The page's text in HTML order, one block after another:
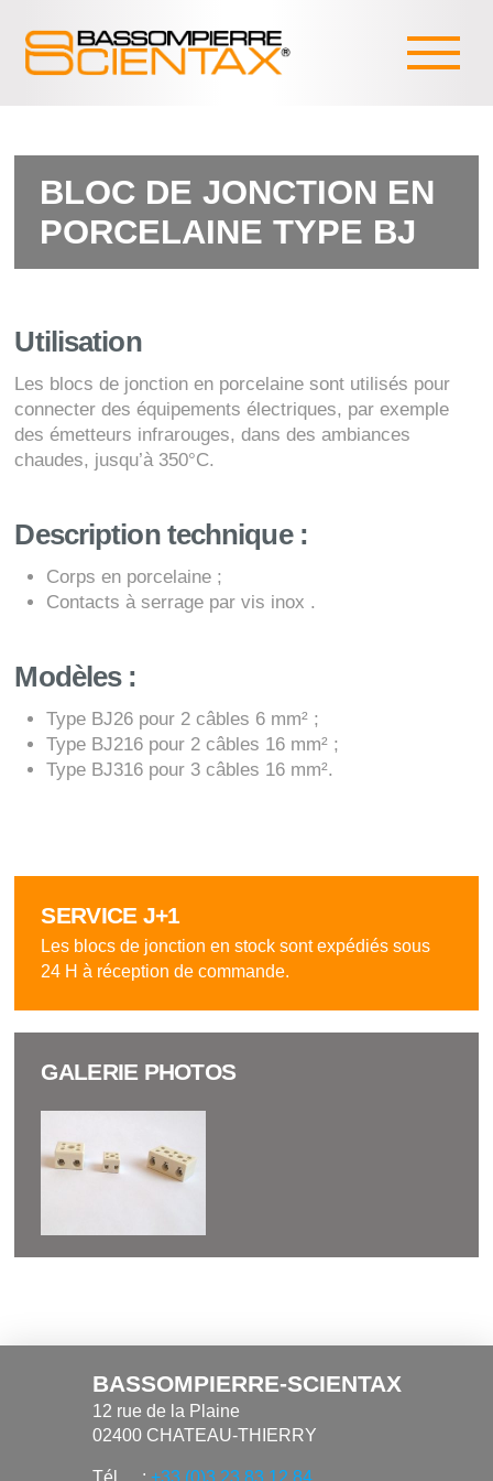
BLOC DE JONCTION EN
PORCELAINE TYPE BJ
Utilisation
Les blocs de jonction en porcelaine sont utilisés pour
connecter des équipements électriques, par exemple
des émetteurs infrarouges, dans des ambiances
chaudes, jusqu’à 350°C.
Description technique :
Corps en porcelaine ;
Contacts à serrage par vis inox .
Modèles :
Type BJ26 pour 2 câbles 6 mm² ;
Type BJ216 pour 2 câbles 16 mm² ;
Type BJ316 pour 3 câbles 16 mm².
SERVICE J+1
Les blocs de jonction en stock sont expédiés sous
24 H à réception de commande.
GALERIE PHOTOS
BASSOMPIERRE-SCIENTAX
12 rue de la Plaine
02400 CHATEAU-THIERRY
Tél : +33 (0)3 23 83 12 84